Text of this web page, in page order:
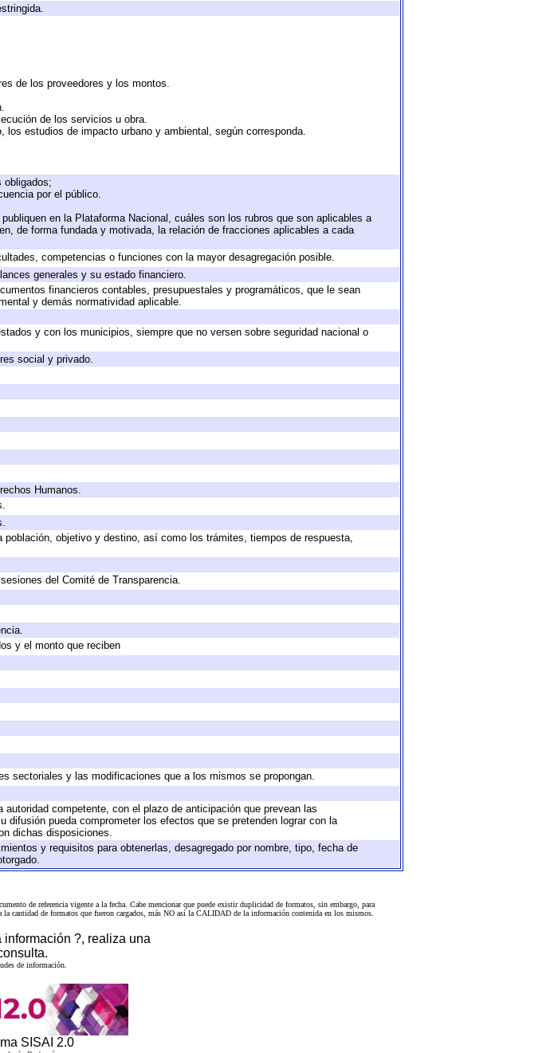
de los proveedores y los montos.
de los servicios u obra.
estudios de impacto urbano y ambiental, según corresponda.
obligados;
por el público.
en la Plataforma Nacional, cuáles son los rubros que son aplicables a
de forma fundada y motivada, la relación de fracciones aplicables a cada
competencias o funciones con la mayor desagregación posible.
generales y su estado financiero.
financieros contables, presupuestales y programáticos, que le sean
y demás normatividad aplicable.
y con los municipios, siempre que no versen sobre seguridad nacional o
social y privado.
Humanos.
objetivo y destino, así como los trámites, tiempos de respuesta,
del Comité de Transparencia.
y el monto que reciben
sectoriales y las modificaciones que a los mismos se propongan.
competente, con el plazo de anticipación que prevean las
pueda comprometer los efectos que se pretenden lograr con la
dichas disposiciones.
y requisitos para obtenerlas, desagregado por nombre, tipo, fecha de
de referenciavigente a la fecha. Cabe mencionar que puede existir duplicidad de formatos, sin embargo, para
cantidad de formatos que fueron cargados, más NO así la CALIDAD de la información contenida en los mismos.
información ?, realiza una
de información.
SISAI 2.0